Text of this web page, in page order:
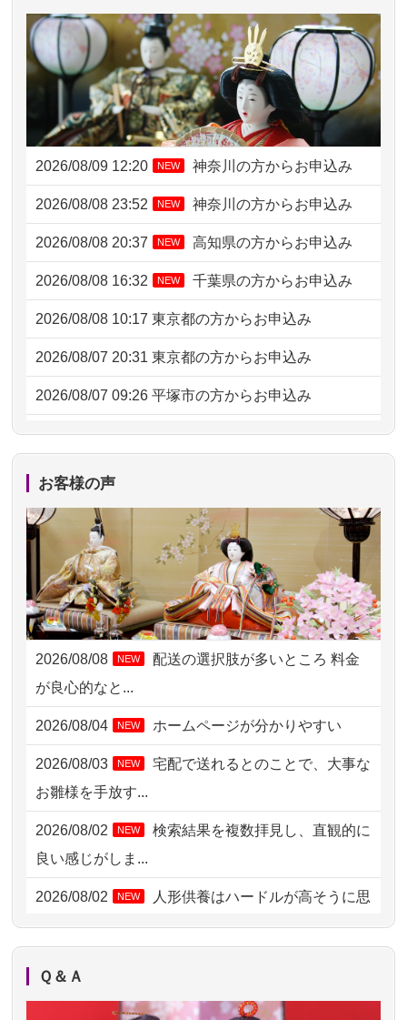
2026/08/09 12:20 NEW 神奈川の方からお申込み
2026/08/08 23:52 NEW 神奈川の方からお申込み
2026/08/08 20:37 NEW 高知県の方からお申込み
2026/08/08 16:32 NEW 千葉県の方からお申込み
2026/08/08 10:17 東京都の方からお申込み
2026/08/07 20:31 東京都の方からお申込み
2026/08/07 09:26 平塚市の方からお申込み
2026/08/06 21:28 埼玉県の方からお申込み
2026/08/06 17:56
2026/08/06 10:06 茨城県の方からお申込み
2026/08/06 09:17 三重県の方からお申込み
2026/08/06 06:48 横浜市の方からお申込み
2026/08/05 15:07 東京都の方からお申込み
2026/08/05 11:33 神奈川の方からお申込み
2026/08/04 00:38 中野区の方からお申込み
2026/08/03 21:17
2026/08/02 18:47 虎ノ門の方からお申込み
2026/08/02 11:15 千葉県の方からお申込み
2026/08/02 10:39
2026/08/02 09:15 神奈川の方からお申込み
お客様の声
2026/08/08 NEW
配送の選択肢が多いところ 料金
が良心的なと...
2026/08/04 NEW ホームページが分かりやすい
2026/08/03 NEW
宅配で送れるとのことで、大事な
お雛様を手放す...
2026/08/02 NEW
検索結果を複数拝見し、直観的に
良い感じがしま...
2026/08/02 NEW
人形供養はハードルが高そうに思
えるのですが、...
Ｑ＆Ａ